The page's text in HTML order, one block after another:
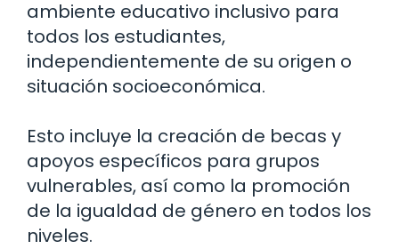
ambiente educativo inclusivo para
todos los estudiantes,
independientemente de su origen o
situación socioeconómica.
Esto incluye la creación de becas y
apoyos específicos para grupos
vulnerables, así como la promoción
de la igualdad de género en todos los
niveles.